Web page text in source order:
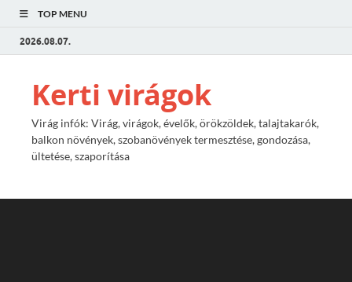
TOP MENU
2026.08.07.
Kerti virágok
Virág infók: Virág, virágok, évelők, örökzöldek, talajtakarók,
balkon növények, szobanövények termesztése, gondozása,
ültetése, szaporítása